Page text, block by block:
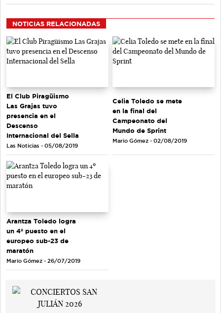
NOTICIAS RELACIONADAS
El Club Piragüismo
Las Grajas tuvo
presencia en el
Descenso
Internacional del Sella
Las Noticias - 05/08/2019
Celia Toledo se mete
en la final del
Campeonato del
Mundo de Sprint
Mario Gómez - 02/08/2019
Arantza Toledo logra
un 4º puesto en el
europeo sub-23 de
maratón
Mario Gómez - 26/07/2019